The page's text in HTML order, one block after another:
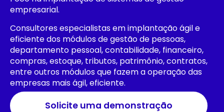
empresarial.
Consultores especialistas em implantação ágil e
eficiente dos módulos de gestão de pessoas,
departamento pessoal, contabilidade, financeiro,
compras, estoque, tributos, patrimônio, contratos,
entre outros módulos que fazem a operação das
empresas mais ágil, eficiente.
Solicite uma demonstração